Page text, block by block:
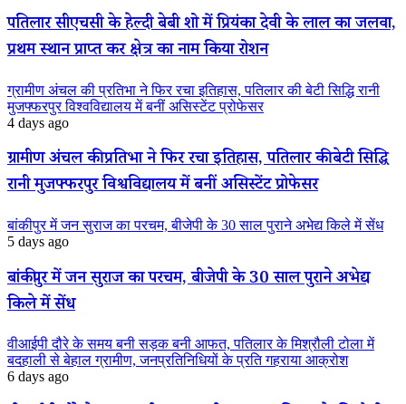
पतिलार सीएचसी के हेल्दी बेबी शो में प्रियंका देवी के लाल का जलवा,
प्रथम स्थान प्राप्त कर क्षेत्र का नाम किया रोशन
ग्रामीण अंचल की प्रतिभा ने फिर रचा इतिहास, पतिलार की बेटी सिद्धि रानी
मुजफ्फरपुर विश्वविद्यालय में बनीं असिस्टेंट प्रोफेसर
4 days ago
ग्रामीण अंचल की प्रतिभा ने फिर रचा इतिहास, पतिलार की बेटी सिद्धि
रानी मुजफ्फरपुर विश्वविद्यालय में बनीं असिस्टेंट प्रोफेसर
बांकीपुर में जन सुराज का परचम, बीजेपी के 30 साल पुराने अभेद्य किले में सेंध
5 days ago
बांकीपुर में जन सुराज का परचम, बीजेपी के 30 साल पुराने अभेद्य
किले में सेंध
वीआईपी दौरे के समय बनी सड़क बनी आफत, पतिलार के मिश्रौली टोला में
बदहाली से बेहाल ग्रामीण, जनप्रतिनिधियों के प्रति गहराया आक्रोश
6 days ago